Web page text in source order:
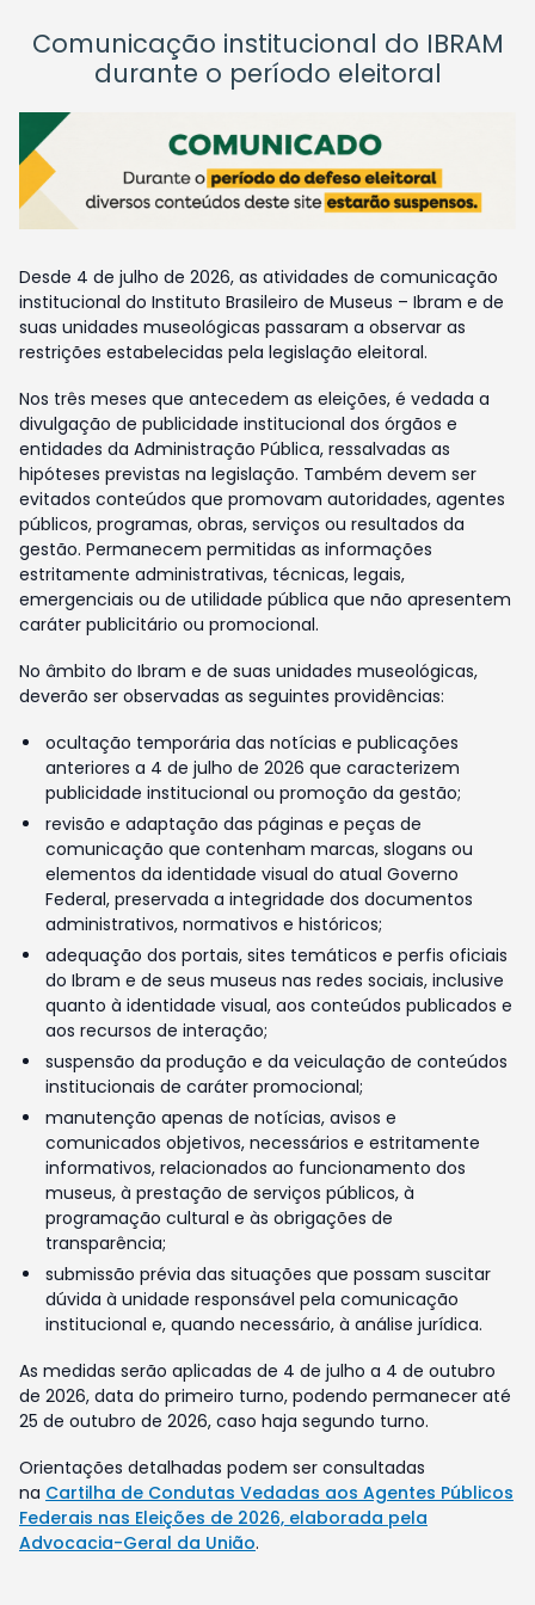
Comunicação institucional do IBRAM
durante o período eleitoral
Desde 4 de julho de 2026, as atividades de comunicação
institucional do Instituto Brasileiro de Museus – Ibram e de
suas unidades museológicas passaram a observar as
restrições estabelecidas pela legislação eleitoral.
Nos três meses que antecedem as eleições, é vedada a
divulgação de publicidade institucional dos órgãos e
entidades da Administração Pública, ressalvadas as
hipóteses previstas na legislação. Também devem ser
evitados conteúdos que promovam autoridades, agentes
públicos, programas, obras, serviços ou resultados da
gestão. Permanecem permitidas as informações
estritamente administrativas, técnicas, legais,
emergenciais ou de utilidade pública que não apresentem
caráter publicitário ou promocional.
No âmbito do Ibram e de suas unidades museológicas,
deverão ser observadas as seguintes providências:
ocultação temporária das notícias e publicações
anteriores a 4 de julho de 2026 que caracterizem
publicidade institucional ou promoção da gestão;
revisão e adaptação das páginas e peças de
comunicação que contenham marcas, slogans ou
elementos da identidade visual do atual Governo
Federal, preservada a integridade dos documentos
administrativos, normativos e históricos;
adequação dos portais, sites temáticos e perfis oficiais
do Ibram e de seus museus nas redes sociais, inclusive
quanto à identidade visual, aos conteúdos publicados e
aos recursos de interação;
suspensão da produção e da veiculação de conteúdos
institucionais de caráter promocional;
manutenção apenas de notícias, avisos e
comunicados objetivos, necessários e estritamente
informativos, relacionados ao funcionamento dos
museus, à prestação de serviços públicos, à
programação cultural e às obrigações de
transparência;
submissão prévia das situações que possam suscitar
dúvida à unidade responsável pela comunicação
institucional e, quando necessário, à análise jurídica.
As medidas serão aplicadas de 4 de julho a 4 de outubro
de 2026, data do primeiro turno, podendo permanecer até
25 de outubro de 2026, caso haja segundo turno.
Orientações detalhadas podem ser consultadas
na Cartilha de Condutas Vedadas aos Agentes Públicos
Federais nas Eleições de 2026, elaborada pela
Advocacia-Geral da União.